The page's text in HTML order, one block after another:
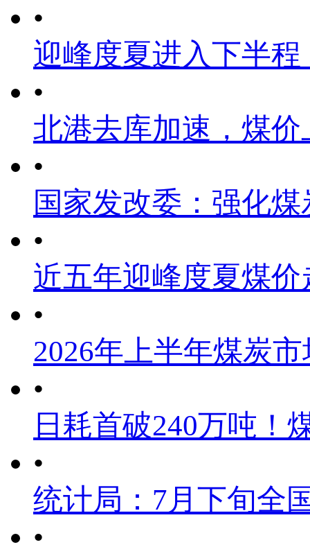
•
迎峰度夏进入下半
•
北港去库加速，煤
•
国家发改委：强化
•
近五年迎峰度夏煤价
•
2026年上半年煤炭
•
日耗首破240万吨！
•
统计局：7月下旬全
•